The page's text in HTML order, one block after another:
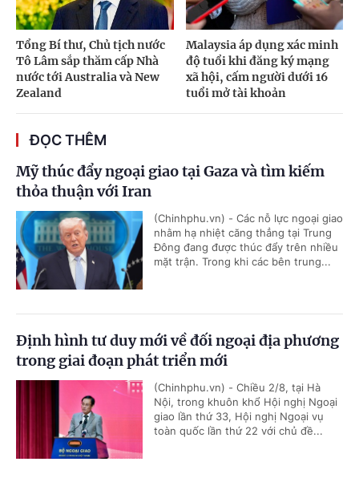
Tổng Bí thư, Chủ tịch nước
Tô Lâm sắp thăm cấp Nhà
nước tới Australia và New
Zealand
Malaysia áp dụng xác minh
độ tuổi khi đăng ký mạng
xã hội, cấm người dưới 16
tuổi mở tài khoản
ĐỌC THÊM
Mỹ thúc đẩy ngoại giao tại Gaza và tìm kiếm
thỏa thuận với Iran
(Chinhphu.vn) - Các nỗ lực ngoại giao
nhằm hạ nhiệt căng thẳng tại Trung
Đông đang được thúc đẩy trên nhiều
mặt trận. Trong khi các bên trung...
Định hình tư duy mới về đối ngoại địa phương
trong giai đoạn phát triển mới
(Chinhphu.vn) - Chiều 2/8, tại Hà
Nội, trong khuôn khổ Hội nghị Ngoại
giao lần thứ 33, Hội nghị Ngoại vụ
toàn quốc lần thứ 22 với chủ đề...